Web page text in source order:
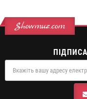
Showmuz.com